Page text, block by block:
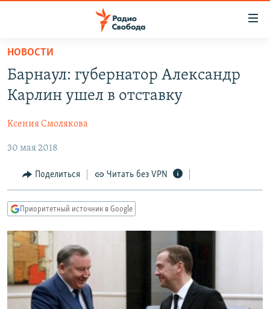
упрощенного
доступа
Вернуться
основному
Вернутся
главной
навигации
Вернутся
поиску
ПОДКАСТЫ
АВТОРСКИЕ ПРОЕКТЫ
ЦИТАТЫ СВОБОДЫ
МНЕНИЯ
КУЛЬТУРА
IDEL.РЕАЛИИ
КАВКАЗ.РЕАЛИИ
СЕВЕР.РЕАЛИИ
СИБИРЬ.РЕАЛИИ
РАСПИСАНИЕ ВЕЩАНИЯ
ПОДПИШИТЕСЬ НА РАССЫЛКУ
НОВОСТИ
Барнаул: губернатор Александр
Карлин ушел в отставку
Ксения Смолякова
30 мая 2018
Поделиться Читать без VPN
Приоритетный источник в Google